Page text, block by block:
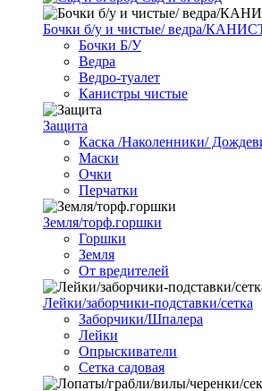
Бочки б/у и чистые/ ведра/
Бочки Б/У
Ведра
Ведро-туалет
Канистры чистые
Защита
Каска /Наколенники/
Маски
Очки
Перчатки
Земля/торф.горшки
Горшки
Земля
От вредителей
Лейки/заборчики-подставки/сетка
Заборчики/Шпалера
Лейки
Опрыскиватели
Сетка садовая